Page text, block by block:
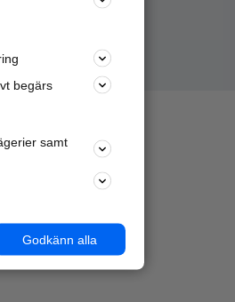
begärs
samt
Godkänn alla